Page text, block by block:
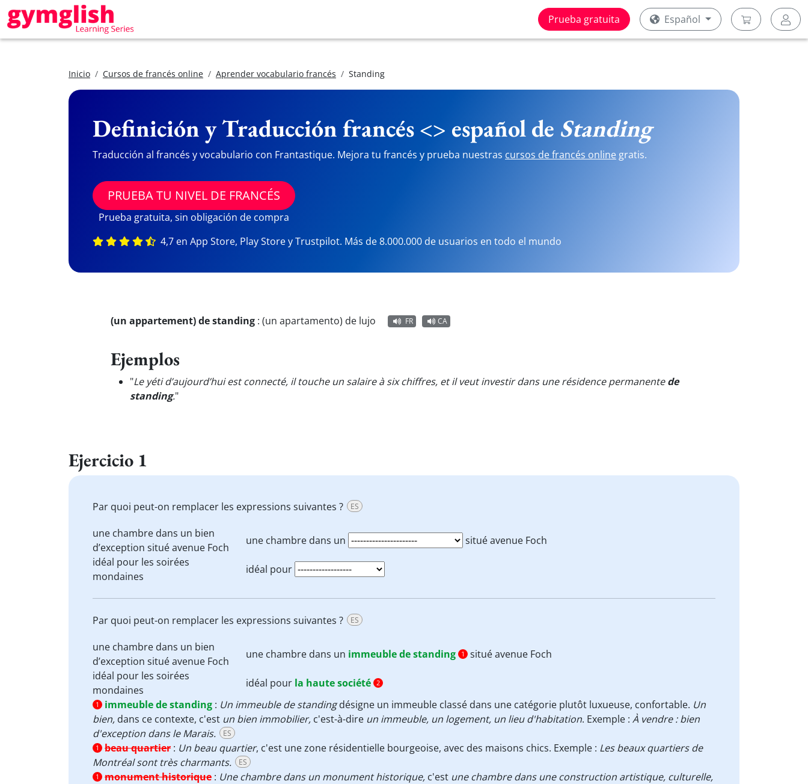
Prueba gratuita Español
Inicio Cursos de francés online Aprender vocabulario francés Standing
Definición y Traducción francés <> español de Standing
Traducción al francés y vocabulario con Frantastique. Mejora tu francés y prueba nuestras cursos de francés online gratis.
PRUEBA TU NIVEL DE FRANCÉS
Prueba gratuita, sin obligación de compra
4,7 en App Store, Play Store y Trustpilot. Más de 8.000.000 de usuarios en todo el mundo
(un appartement) de standing : (un apartamento) de lujo FR CA
Ejemplos
"Le yéti d’aujourd’hui est connecté, il touche un salaire à six chiffres, et il veut investir dans une résidence permanentede
standing."
Ejercicio 1
Par quoi peut-on remplacer les expressions suivantes ? ES
une chambre dans un bien
d’exception situé avenue Foch
une chambre dans un
situé avenue Foch
idéal pour les soirées
mondaines
idéal pour
Par quoi peut-on remplacer les expressions suivantes ? ES
une chambre dans un bien
d’exception situé avenue Foch
une chambre dans un immeuble de standing 1
situé avenue Foch
idéal pour les soirées
mondaines
idéal pour la haute société 2
1 immeuble de standing : Un immeuble de standingdésigne un immeuble classé dans une catégorie plutôt luxueuse, confortable. Un
bien, dans ce contexte, c'est un bien immobilier, c'est-à-dire un immeuble, un logement, un lieu d'habitation. Exemple : À vendre : bien
d'exception dans le Marais.
ES
1 beau quartier : Un beau quartier, c'est une zone résidentielle bourgeoise, avec des maisons chics. Exemple : Les beaux quartiers de
Montréal sont très charmants.
ES
1 monument historique : Une chambre dans un monument historique, c'est une chambre dans une construction artistique, culturelle,